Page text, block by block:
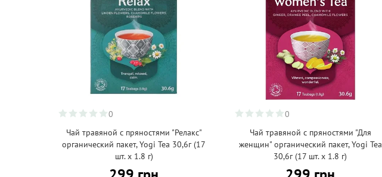
Benoit Lahaye(1)
Benromach(1)
Better Than Foods(3)
Beutelsbacher (19)
Beyond Meat(6)
Bialetti
Bio Sing (1)
Bio Today(3)
Bio Zentrale (25)
0
Чай травяной с пряностями "Релакс"
органический пакет, Yogi Tea 30,6г (17
шт. х 1.8 г)
0
Чай травяной с пряностями "Для
женщин" органический пакет, Yogi Tea
30,6г (17 шт. х 1.8 г)